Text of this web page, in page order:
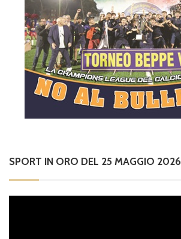
SPORT IN ORO DEL 25 MAGGIO 2026